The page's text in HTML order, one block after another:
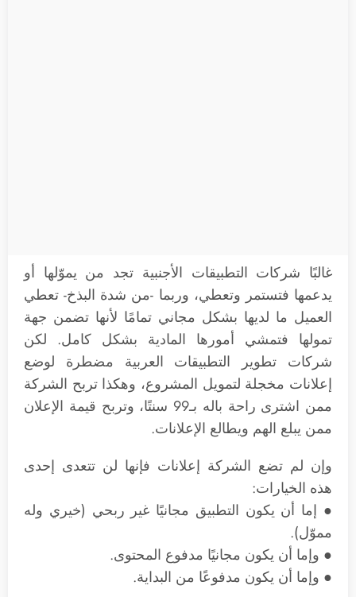
غالبًا شركات التطبيقات الأجنبية تجد من يموّلها أو
يدعمها فتستمر وتعطي، وربما -من شدة البذخ- تعطي
العميل ما لديها بشكل مجاني تمامًا لأنها تضمن جهة
تمولها فتمشي أمورها المادية بشكل كامل. لكن
شركات تطوير التطبيقات العربية مضطرة لوضع
إعلانات مخجلة لتمويل المشروع، وهكذا تربح الشركة
ممن اشترى راحة باله بـ99 سنتًا، وتربح قيمة الإعلان
ممن يبلع الهم ويطالع الإعلانات.
وإن لم تضع الشركة إعلانات فإنها لن تتعدى إحدى
هذه الخيارات:
● إما أن يكون التطبيق مجانيًا غير ربحي (خيري وله
مموّل).
● وإما أن يكون مجانيًا مدفوع المحتوى.
● وإما أن يكون مدفوعًا من البداية.